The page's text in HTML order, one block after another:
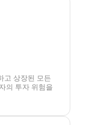
고 상장된 모든
의 투자 위험을